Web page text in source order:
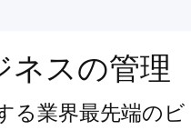
ネスの管理
る業界最先端のビ